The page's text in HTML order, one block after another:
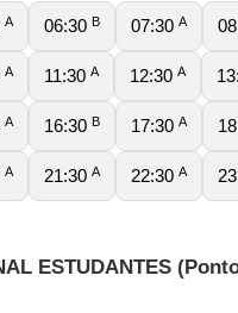
A 06:30 B 07:30 A
A 11:30 A 12:30 A
A 16:30 B 17:30 A
A 21:30 A 22:30 A
ESTUDANTES